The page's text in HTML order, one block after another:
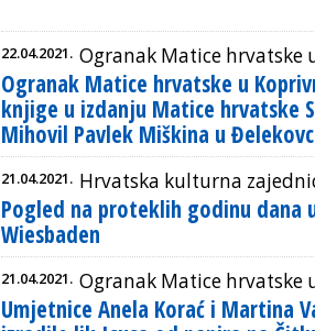
22.04.2021. Ogranak Matice hrvatske
Ogranak Matice hrvatske u
knjige u izdanju Matice hrvatske
Mihovil Pavlek Miškina u
21.04.2021. Hrvatska kulturna
Pogled na proteklih godinu
Wiesbaden
21.04.2021. Ogranak Matice hrvatske
Umjetnice Anela Korać i Martina